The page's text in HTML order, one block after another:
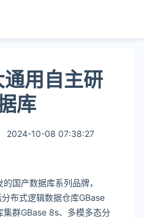
用自主研
库
2024-10-08 07:38:27
国产数据库系列品牌，
布式逻辑数据仓库GBase
群GBase 8s、多模多态分